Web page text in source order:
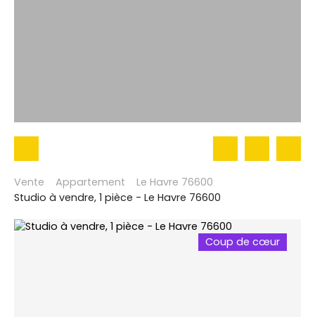
Vente Appartement
Le Havre 76600
Studio à vendre, 1 pièce - Le Havre 76600
Coup de cœur